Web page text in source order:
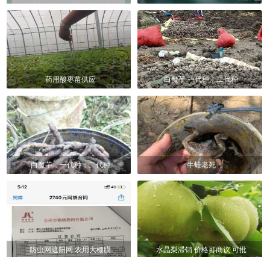
药用酸枣苗供应 白魔芋 一代种，二代种
白魔芋，一代种，二代种 牛蛙老死
防虫网遮阳网 农用大棚膜 水晶梨滞销 价格可商议 可批